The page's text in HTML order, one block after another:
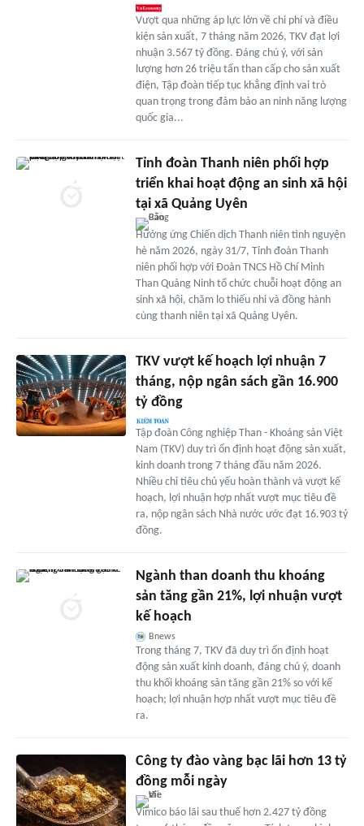
Vượt qua những áp lực lớn về chi phí và điều
kiện sản xuất, 7 tháng năm 2026, TKV đạt lợi
nhuận 3.567 tỷ đồng. Đáng chú ý, với sản
lượng hơn 26 triệu tấn than cấp cho sản xuất
điện, Tập đoàn tiếp tục khẳng định vai trò
quan trọng trong đảm bảo an ninh năng lượng
quốc gia...
Tỉnh đoàn Thanh niên phối hợp
triển khai hoạt động an sinh xã hội
tại xã Quảng Uyên
Hưởng ứng Chiến dịch Thanh niên tình nguyện
hè năm 2026, ngày 31/7, Tỉnh đoàn Thanh
niên phối hợp với Đoàn TNCS Hồ Chí Minh
Than Quảng Ninh tổ chức chuỗi hoạt động an
sinh xã hội, chăm lo thiếu nhi và đồng hành
cùng thanh niên tại xã Quảng Uyên.
TKV vượt kế hoạch lợi nhuận 7
tháng, nộp ngân sách gần 16.900
tỷ đồng
Tập đoàn Công nghiệp Than - Khoáng sản Việt
Nam (TKV) duy trì ổn định hoạt động sản xuất,
kinh doanh trong 7 tháng đầu năm 2026.
Nhiều chỉ tiêu chủ yếu hoàn thành và vượt kế
hoạch, lợi nhuận hợp nhất vượt mục tiêu đề
ra, nộp ngân sách Nhà nước ước đạt 16.903 tỷ
đồng.
Ngành than doanh thu khoáng
sản tăng gần 21%, lợi nhuận vượt
kế hoạch
Bnews
Trong tháng 7, TKV đã duy trì ổn định hoạt
động sản xuất kinh doanh, đáng chú ý, doanh
thu khối khoáng sản tăng gần 21% so với kế
hoạch; lợi nhuận hợp nhất vượt mục tiêu đề
ra.
Công ty đào vàng bạc lãi hơn 13 tỷ
đồng mỗi ngày
Vimico báo lãi sau thuế hơn 2.427 tỷ đồng